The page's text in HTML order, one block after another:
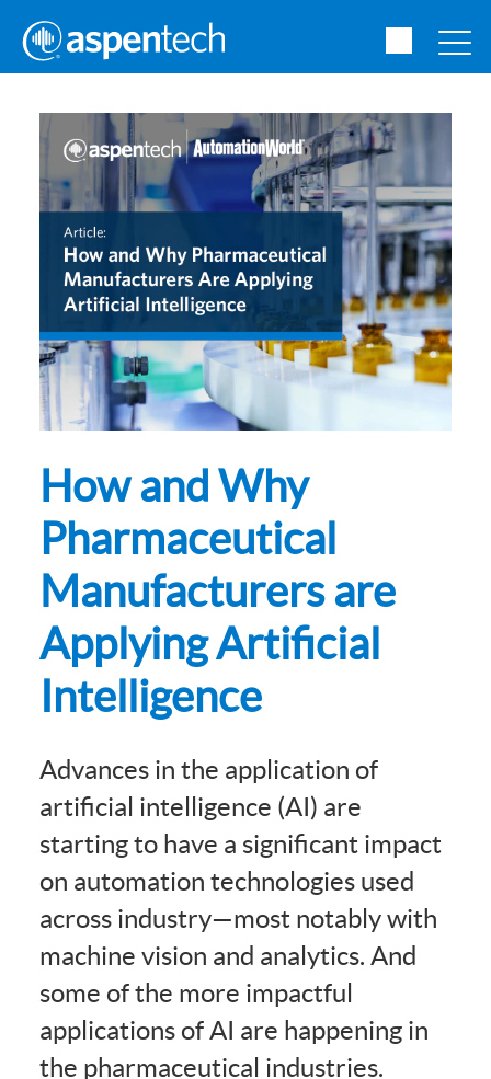
How and Why
Pharmaceutical
Manufacturers are
Applying Artificial
Intelligence
Advances in the application of
artificial intelligence (AI) are
starting to have a significant impact
on automation technologies used
across industry—most notably with
machine vision and analytics. And
some of the more impactful
applications of AI are happening in
the pharmaceutical industries.